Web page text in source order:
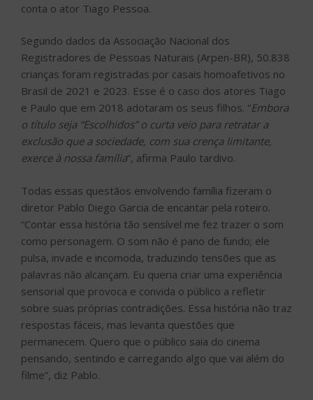
conta o ator Tiago Pessoa.
Segundo dados da Associação Nacional dos
Registradores de Pessoas Naturais (Arpen-BR), 50.838
crianças foram registradas por casais homoafetivos no
Brasil de 2021 e 2023. Esse é o caso dos atores Tiago
e Paulo que em 2018 adotaram os seus filhos. “Embora
o título seja “Escolhidos” o curta veio para retratar a
exclusão que a sociedade, com sua crença limitante,
exerce à nossa família”, afirma Paulo tardivo.
Todas essas questãos envolvendo família fizeram o
diretor Pablo Diego Garcia de encantar pela roteiro.
“Contar essa história tão sensível me fez trazer o som
como personagem. O som não é pano de fundo; ele
pulsa, invade e incomoda, traduzindo tensões que as
palavras não alcançam. Eu queria criar uma experiência
sensorial que provoca e convida o público a refletir
sobre suas próprias contradições. Essa história não traz
respostas fáceis, mas levanta questões que
permanecem. Quero que o público saia do cinema
pensando, sentindo e carregando algo que vai além do
filme”, diz Pablo.